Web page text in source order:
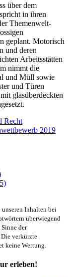
über dem
in ihren
Themenwelt-
geplant. Motorisch
und deren
Arbeitsstätten
nimmt die
und Müll sowie
und Türen
glasüberdeckten
Recht
2019
Inhalten bei
überwiegend
der
verkürzte
keine Wertung.
erleben!